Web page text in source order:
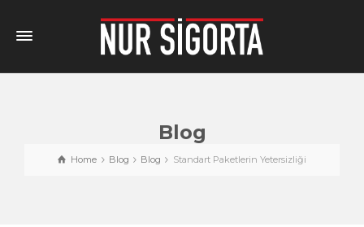
Blog
Home Blog Blog Standart Paketlerin Yetersizliği